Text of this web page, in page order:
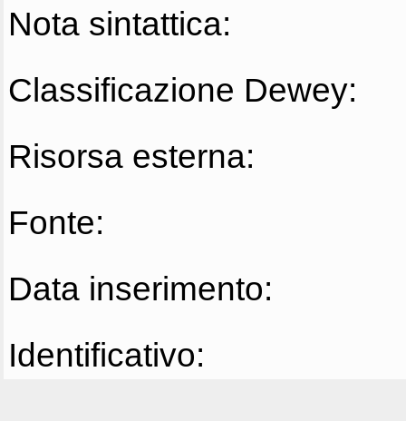
Nota sintattica:
Classificazione Dewey:
Risorsa esterna:
Fonte:
Data inserimento:
Identificativo: